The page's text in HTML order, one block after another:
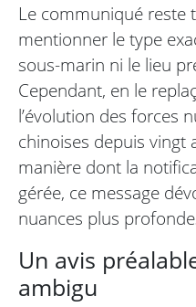
Le communiqué reste
mentionner le type
sous-marin ni le lieu
Cependant, en le
l’évolution des forces
chinoises depuis vingt
manière dont la
gérée, ce message
nuances plus
Un avis
ambigu